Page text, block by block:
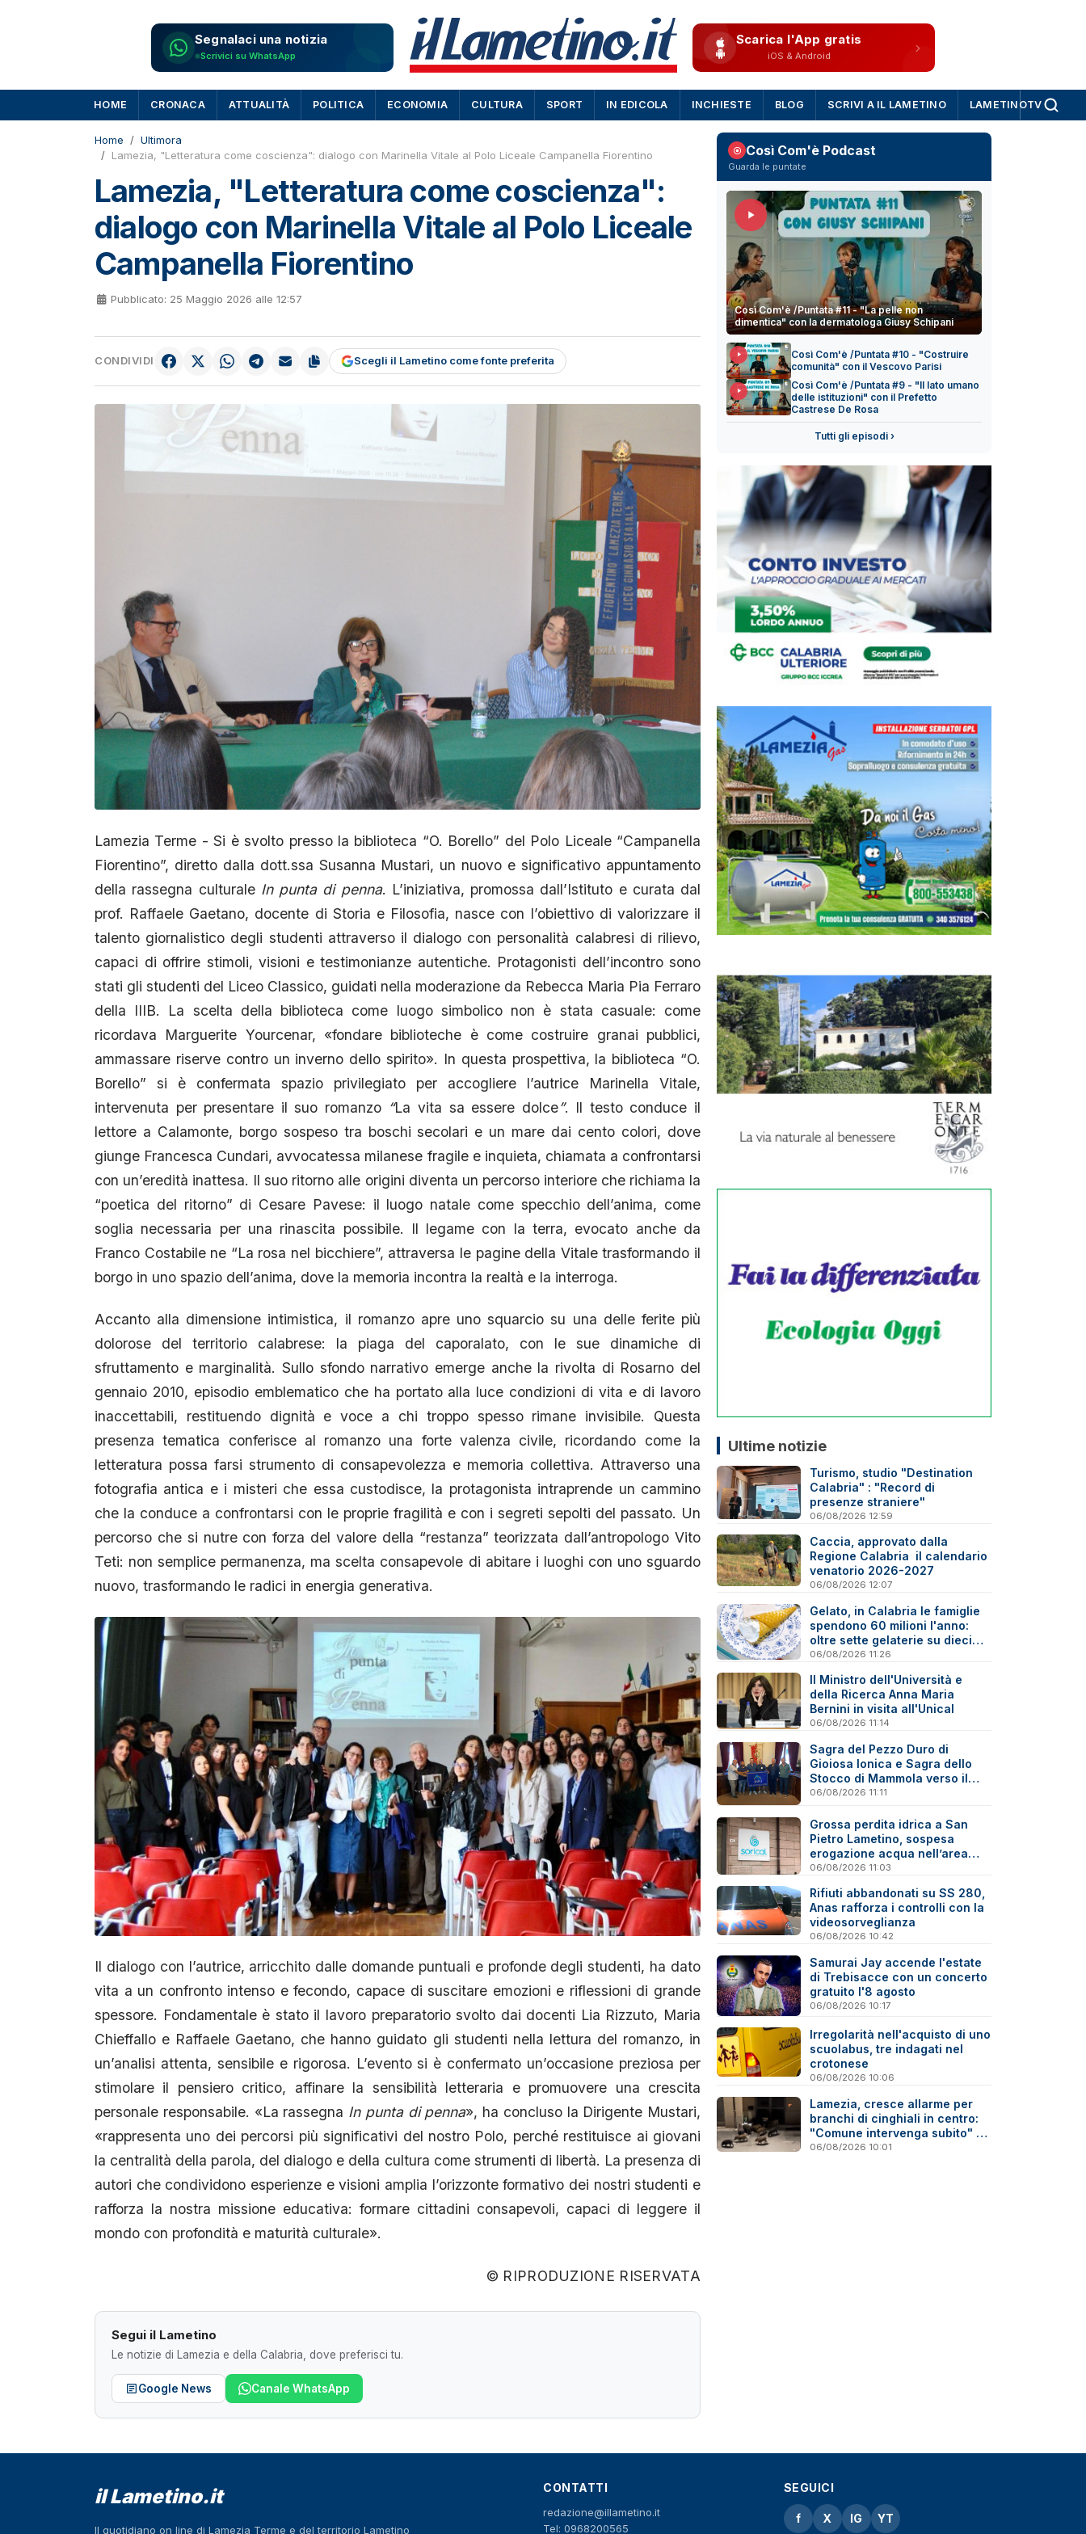
Segnalaci una notizia
Scrivici su WhatsApp
Scarica l'App gratis
iOS & Android
HOME CRONACA ATTUALITÀ POLITICA ECONOMIA CULTURA SPORT IN EDICOLA INCHIESTE BLOG SCRIVI A IL LAMETINO LAMETINOTV
Home
Ultimora
Lamezia, "Letteratura come coscienza": dialogo con Marinella Vitale al Polo Liceale Campanella Fiorentino
Lamezia, "Letteratura come coscienza":
dialogo con Marinella Vitale al Polo Liceale
Campanella Fiorentino
Pubblicato: 25 Maggio 2026 alle 12:57
CONDIVIDI Scegli il Lametino come fonte preferita
Lamezia Terme - Si è svolto presso la biblioteca “O. Borello” del Polo Liceale “Campanella
Fiorentino”, diretto dalla dott.ssa Susanna Mustari, un nuovo e significativo appuntamento
della rassegna culturale In punta di penna. L’iniziativa, promossa dall’Istituto e curata dal
prof. Raffaele Gaetano, docente di Storia e Filosofia, nasce con l’obiettivo di valorizzare il
talento giornalistico degli studenti attraverso il dialogo con personalità calabresi di rilievo,
capaci di offrire stimoli, visioni e testimonianze autentiche. Protagonisti dell’incontro sono
stati gli studenti del Liceo Classico, guidati nella moderazione da Rebecca Maria Pia Ferraro
della IIIB. La scelta della biblioteca come luogo simbolico non è stata casuale: come
ricordava Marguerite Yourcenar, «fondare biblioteche è come costruire granai pubblici,
ammassare riserve contro un inverno dello spirito». In questa prospettiva, la biblioteca “O.
Borello” si è confermata spazio privilegiato per accogliere l’autrice Marinella Vitale,
intervenuta per presentare il suo romanzo“La vita sa essere dolce”. Il testo conduce il
lettore a Calamonte, borgo sospeso tra boschi secolari e un mare dai cento colori, dove
giunge Francesca Cundari, avvocatessa milanese fragile e inquieta, chiamata a confrontarsi
con un’eredità inattesa. Il suo ritorno alle origini diventa un percorso interiore che richiama la
“poetica del ritorno” di Cesare Pavese: il luogo natale come specchio dell’anima, come
soglia necessaria per una rinascita possibile. Il legame con la terra, evocato anche da
Franco Costabile ne “La rosa nel bicchiere”, attraversa le pagine della Vitale trasformando il
borgo in uno spazio dell’anima, dove la memoria incontra la realtà e la interroga.
Accanto alla dimensione intimistica, il romanzo apre uno squarcio su una delle ferite più
dolorose del territorio calabrese: la piaga del caporalato, con le sue dinamiche di
sfruttamento e marginalità. Sullo sfondo narrativo emerge anche la rivolta di Rosarno del
gennaio 2010, episodio emblematico che ha portato alla luce condizioni di vita e di lavoro
inaccettabili, restituendo dignità e voce a chi troppo spesso rimane invisibile. Questa
presenza tematica conferisce al romanzo una forte valenza civile, ricordando come la
letteratura possa farsi strumento di consapevolezza e memoria collettiva. Attraverso una
fotografia antica e i misteri che essa custodisce, la protagonista intraprende un cammino
che la conduce a confrontarsi con le proprie fragilità e con i segreti sepolti del passato. Un
percorso che si nutre con forza del valore della “restanza” teorizzata dall’antropologo Vito
Teti: non semplice permanenza, ma scelta consapevole di abitare i luoghi con uno sguardo
nuovo, trasformando le radici in energia generativa.
Il dialogo con l’autrice, arricchito dalle domande puntuali e profonde degli studenti, ha dato
vita a un confronto intenso e fecondo, capace di suscitare emozioni e riflessioni di grande
spessore. Fondamentale è stato il lavoro preparatorio svolto dai docenti Lia Rizzuto, Maria
Chieffallo e Raffaele Gaetano, che hanno guidato gli studenti nella lettura del romanzo, in
un’analisi attenta, sensibile e rigorosa. L’evento si è confermato un’occasione preziosa per
stimolare il pensiero critico, affinare la sensibilità letteraria e promuovere una crescita
personale responsabile. «La rassegna In punta di penna», ha concluso la Dirigente Mustari,
«rappresenta uno dei percorsi più significativi del nostro Polo, perché restituisce ai giovani
la centralità della parola, del dialogo e della cultura come strumenti di libertà. La presenza di
autori che condividono esperienze e visioni amplia l’orizzonte formativo dei nostri studenti e
rafforza la nostra missione educativa: formare cittadini consapevoli, capaci di leggere il
mondo con profondità e maturità culturale».
© RIPRODUZIONE RISERVATA
Segui il Lametino
Le notizie di Lamezia e della Calabria, dove preferisci tu.
Google News Canale WhatsApp
Così Com'è Podcast
Guarda le puntate
Così Com'è /Puntata #11 - "La pelle non
dimentica" con la dermatologa Giusy Schipani
Così Com'è /Puntata #10 - "Costruire
comunità" con il Vescovo Parisi
Così Com'è /Puntata #9 - "Il lato umano
delle istituzioni" con il Prefetto
Castrese De Rosa
Tutti gli episodi ›
Ultime notizie
Turismo, studio "Destination
Calabria" : "Record di
presenze straniere"
06/08/2026 12:59
Caccia, approvato dalla
Regione Calabria il calendario
venatorio 2026-2027
06/08/2026 12:07
Gelato, in Calabria le famiglie
spendono 60 milioni l'anno:
oltre sette gelaterie su dieci
sono artigiane
06/08/2026 11:26
Il Ministro dell'Università e
della Ricerca Anna Maria
Bernini in visita all'Unical
06/08/2026 11:14
Sagra del Pezzo Duro di
Gioiosa Ionica e Sagra dello
Stocco di Mammola verso il
marchio “Sagra di Qualità”
06/08/2026 11:11
Grossa perdita idrica a San
Pietro Lametino, sospesa
erogazione acqua nell’area
industriale
06/08/2026 11:03
Rifiuti abbandonati su SS 280,
Anas rafforza i controlli con la
videosorveglianza
06/08/2026 10:42
Samurai Jay accende l'estate
di Trebisacce con un concerto
gratuito l'8 agosto
06/08/2026 10:17
Irregolarità nell'acquisto di uno
scuolabus, tre indagati nel
crotonese
06/08/2026 10:06
Lamezia, cresce allarme per
branchi di cinghiali in centro:
"Comune intervenga subito" -
Video
06/08/2026 10:01
il Lametino.it
Il quotidiano on line di Lamezia Terme e del territorio Lametino
CONTATTI
redazione@illametino.it
Tel: 0968200565
SEGUICI
f X IG YT